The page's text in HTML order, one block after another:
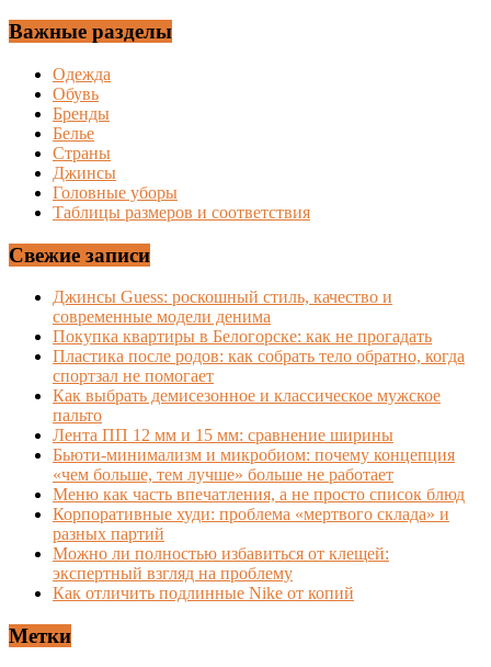
Важные разделы
Одежда
Обувь
Бренды
Белье
Страны
Джинсы
Головные уборы
Таблицы размеров и соответствия
Свежие записи
Джинсы Guess: роскошный стиль, качество и
современные модели денима
Покупка квартиры в Белогорске: как не прогадать
Пластика после родов: как собрать тело обратно, когда
спортзал не помогает
Как выбрать демисезонное и классическое мужское
пальто
Лента ПП 12 мм и 15 мм: сравнение ширины
Бьюти-минимализм и микробиом: почему концепция
«чем больше, тем лучше» больше не работает
Меню как часть впечатления, а не просто список блюд
Корпоративные худи: проблема «мертвого склада» и
разных партий
Можно ли полностью избавиться от клещей:
экспертный взгляд на проблему
Как отличить подлинные Nike от копий
Метки